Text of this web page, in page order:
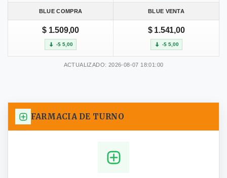
BLUE COMPRA BLUE VENTA
$ 1.509,00
-$ 5,00
$ 1.541,00
-$ 5,00
ACTUALIZADO: 2026-08-07 18:01:00
FARMACIA DE TURNO